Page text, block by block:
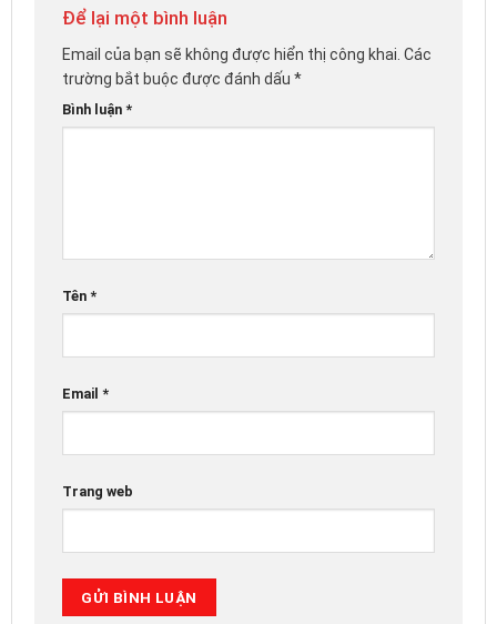
Để lại một bình luận
Email của bạn sẽ không được hiển thị công khai. Các
trường bắt buộc được đánh dấu *
Bình luận *
Tên *
Email *
Trang web